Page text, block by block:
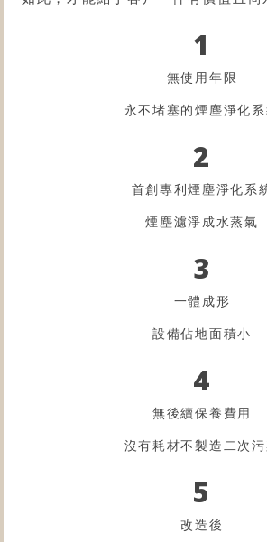
1
無使用年限
永不堵塞的煙塵淨化
2
首創專利煙塵淨化系
煙塵濾淨成水蒸氣
3
一體成形
設備佔地面積小
4
無後續保養費用
沒有耗材不製造二次污
5
改造後